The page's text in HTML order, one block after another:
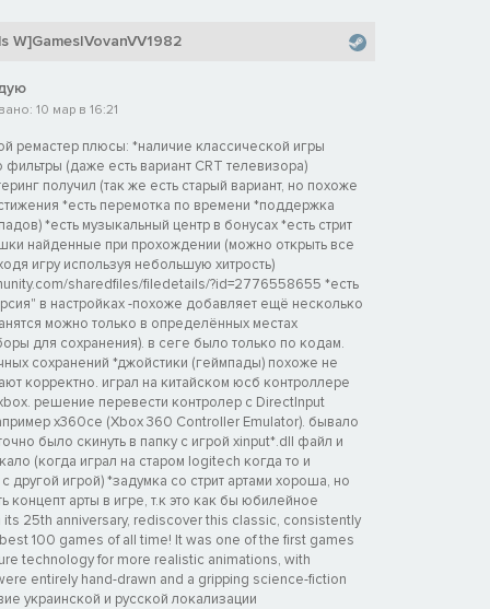
W]Games|VovanVV1982
10 мар в 16:21
ремастер плюсы: *наличие классической игры
(даже есть вариант CRT телевизора)
получил (так же есть старый вариант, но похоже
*есть перемотка по времени *поддержка
*есть музыкальный центр в бонусах *есть стрит
найденные при прохождении (можно открыть все
игру используя небольшую хитрость)
sharedfiles/filedetails/?id=2776558655 *есть
в настройках -похоже добавляет ещё несколько
можно только в определённых местах
для сохранения). в сеге было только по кодам.
сохранений *джойстики (геймпады) похоже не
корректно. играл на китайском юсб контроллере
решение перевести контролер с DirectInput
x360ce (Xbox 360 Controller Emulator). бывало
было скинуть в папку с игрой xinput*.dll файл и
(когда играл на старом logitech когда то и
другой игрой) *задумка со стрит артами хороша, но
концепт арты в игре, т.к это как бы юбилейное
its 25th anniversary, rediscover this classic, consistently
100 games of all time! It was one of the first games
technology for more realistic animations, with
entirely hand-drawn and a gripping science-fiction
украинской и русской локализации